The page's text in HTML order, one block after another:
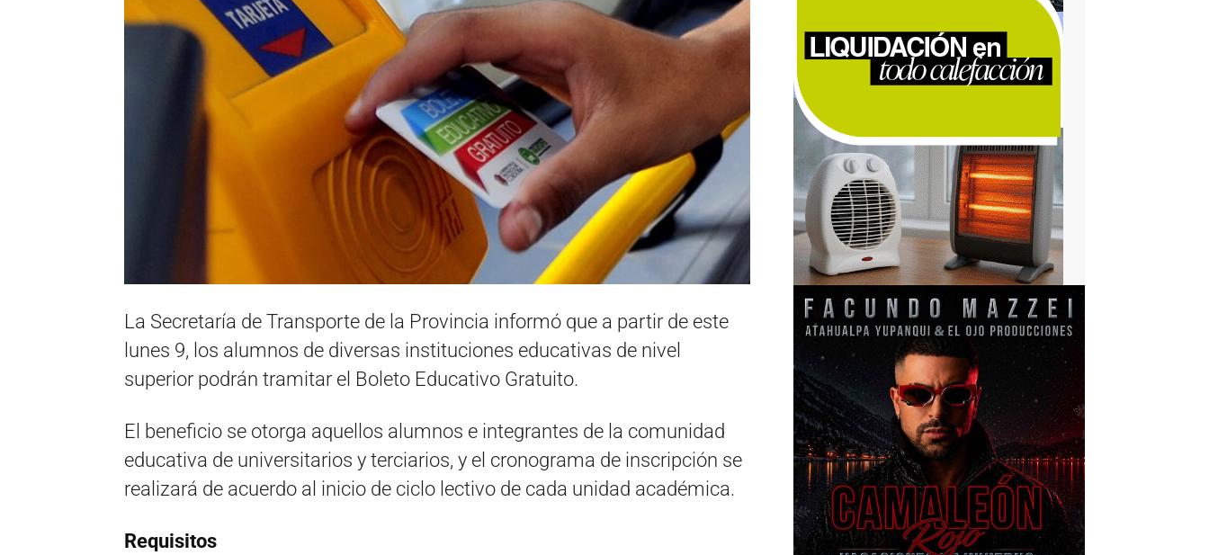
La Secretaría de Transporte de la Provincia informó que a partir de este
lunes 9, los alumnos de diversas instituciones educativas de nivel
superior podrán tramitar el Boleto Educativo Gratuito.
El beneficio se otorga aquellos alumnos e integrantes de la comunidad
educativa de universitarios y terciarios, y el cronograma de inscripción se
realizará de acuerdo al inicio de ciclo lectivo de cada unidad académica.
Requisitos